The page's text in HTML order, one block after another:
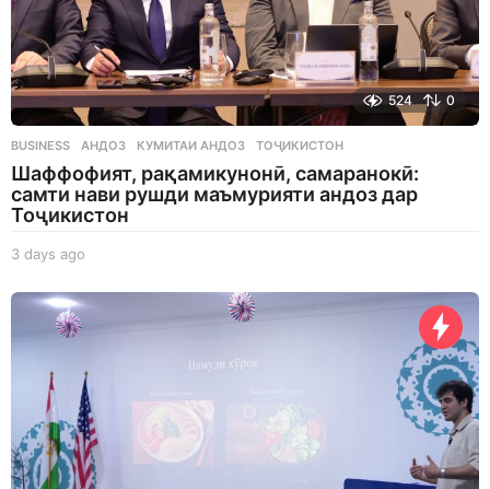
524 0
BUSINESS АНДОЗ ,КУМИТАИ АНДОЗ ,ТОҶИКИСТОН
Шаффофият, рақамикунонӣ, самаранокӣ:
самти нави рушди маъмурияти андоз дар
Тоҷикистон
3 days ago
a
g
o